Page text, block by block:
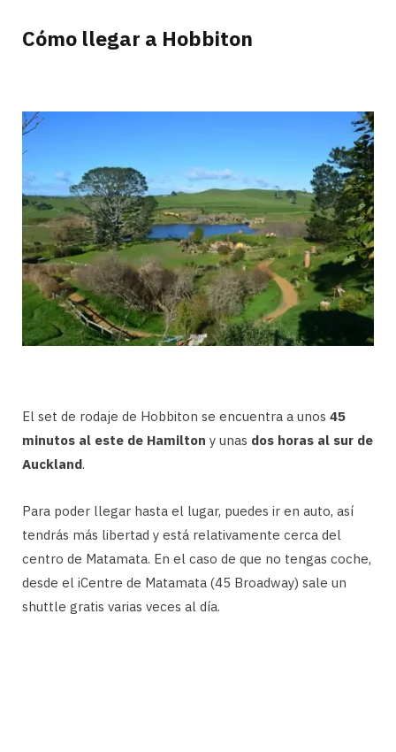
Cómo llegar a Hobbiton
El set de rodaje de Hobbiton se encuentra a unos 45
minutos al este de Hamilton y unas dos horas al sur de
Auckland.
Para poder llegar hasta el lugar, puedes ir en auto, así
tendrás más libertad y está relativamente cerca del
centro de Matamata. En el caso de que no tengas coche,
desde el iCentre de Matamata (45 Broadway) sale un
shuttle gratis varias veces al día.